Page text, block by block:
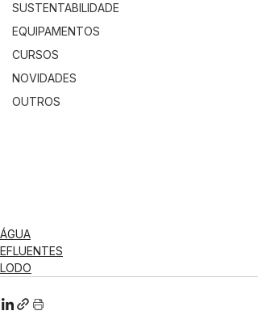
SUSTENTABILIDADE
EQUIPAMENTOS
CURSOS
NOVIDADES
OUTROS
ÁGUA
EFLUENTES
LODO